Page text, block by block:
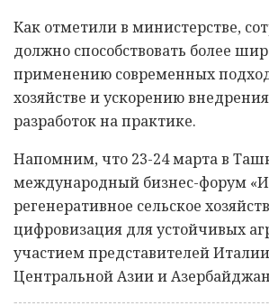
Как отметили в министерстве,
должно способствовать более
применению современных
хозяйстве и ускорению
разработок на практике.
Напомним, что 23-24 марта в
международный бизнес-форум
регенеративное сельское
цифровизация для устойчивых
участием представителей
Центральной Азии и